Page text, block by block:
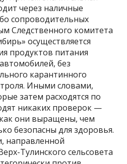
через наличные
сопроводительных
Следственного комитета
осуществляется
продуктов питания
без
карантинного
Иными словами,
затем расходятся по
никаких проверок —
они выращены, чем
безопасны для здоровья.
направленной
Тулинского сельсовета